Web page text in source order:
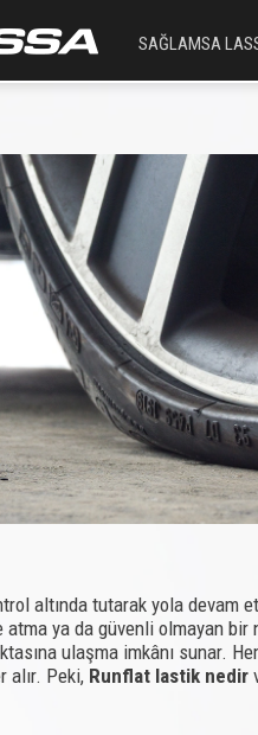
SAĞLAMSA
altında tutarak yola
ya da güvenli olmayan
ulaşma imkânı sunar.
alır. Peki, Runflat lastik nedir